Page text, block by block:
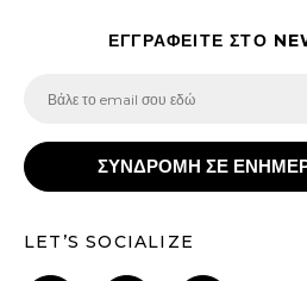
ΕΓΓΡΑΦΕΙΤΕ ΣΤΟ
ΣΥΝΔΡΟΜΗ ΣΕ
LET’S SOCIALIZE